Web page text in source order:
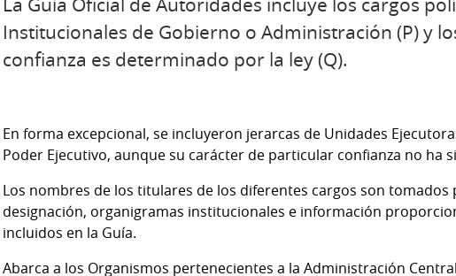
Institucionales de Gobierno o Administración (P) y
confianza es determinado por la ley (Q).
En forma excepcional, se incluyeron jerarcas de Unidades
Poder Ejecutivo, aunque su carácter de particular confianza no ha
Los nombres de los titulares de los diferentes cargos son
designación, organigramas institucionales e información
incluidos en la Guía.
Abarca a los Organismos pertenecientes a la Administración